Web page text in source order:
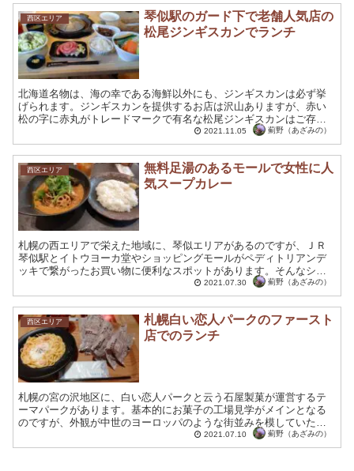
西区エリア
琴似駅のガード下で老舗人気店の
松尾ジンギスカンでランチ
北海道名物は、海の幸である海鮮以外にも、ジンギスカンは必ず挙
げられます。ジンギスカンを提供するお店は沢山ありますが、赤い
松の字に赤丸がトレードマークで有名な松尾ジンギスカンはご存知
でしょうか。 半世紀以上もの間、伝統を守りつつ進化を止めない...
2021.11.05 薊野（あざみの）
西区エリア
無料足湯のあるモールで女性に人
気スープカレー
札幌の西エリアで栄えた地域に、琴似エリアがあるのですが、ＪＲ
琴似駅とイトウヨーカ堂やショッピングモールがペディトリアンデ
ッキで繋がったお買い物に便利なスポットがあります。そんなショ
ッピングモールの一つに、無料の足湯が楽しめるショッピングモ
ー...
2021.07.30 薊野（あざみの）
西区エリア
札幌白い恋人パークのファースト
店でのランチ
札幌の宮の沢地区に、白い恋人パークと云う石屋製菓が運営するテ
ーマパークがあります。基本的にお菓子の工場見学がメインとなる
のですが、外観が中世のヨーロッパのような街並みを模していた
り、時間ごとにカラクリ人形がパレードを行ったり様々に楽しませ
て...
2021.07.10 薊野（あざみの）